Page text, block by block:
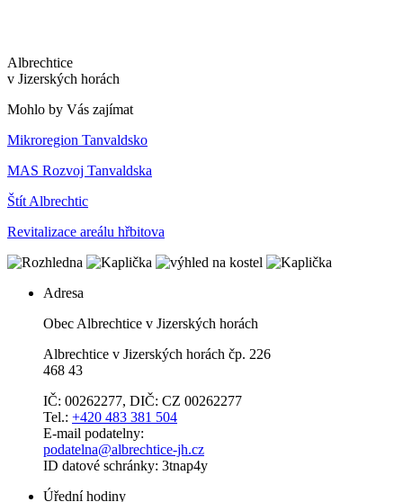
Albrechtice
v Jizerských horách
Mohlo by Vás zajímat
Mikroregion Tanvaldsko
MAS Rozvoj Tanvaldska
Štít Albrechtic
Revitalizace areálu hřbitova
Adresa
Obec Albrechtice v Jizerských horách
Albrechtice v Jizerských horách čp. 226
468 43
IČ: 00262277, DIČ: CZ 00262277
Tel.: +420 483 381 504
E-mail podatelny:
podatelna@albrechtice-jh.cz
ID datové schránky: 3tnap4y
Úřední hodiny